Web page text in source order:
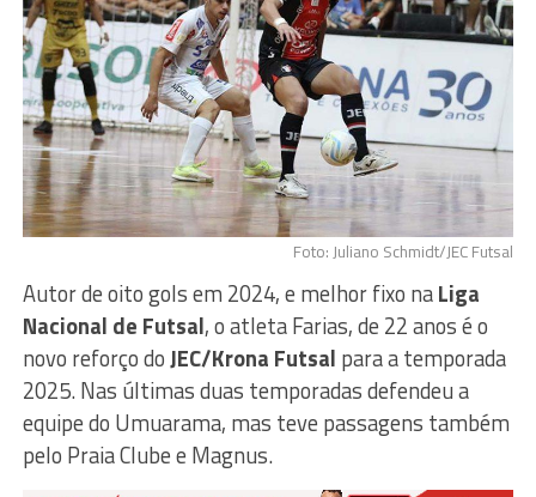
Foto: Juliano Schmidt/JEC Futsal
Autor de oito gols em 2024, e melhor fixo naLiga
Nacional de Futsal, o atleta Farias, de 22 anos é o
novo reforço doJEC/Krona Futsal para a temporada
2025. Nas últimas duas temporadas defendeu a
equipe do Umuarama, mas teve passagens também
pelo Praia Clube e Magnus.